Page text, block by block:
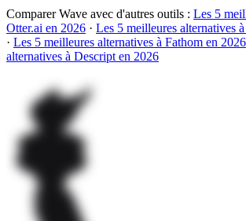
Comparer Wave avec d'autres outils : Les 5
Otter.ai en 2026 · Les 5 meilleures alternatives
· Les 5 meilleures alternatives à Fathom en 2026
alternatives à Descript en 2026